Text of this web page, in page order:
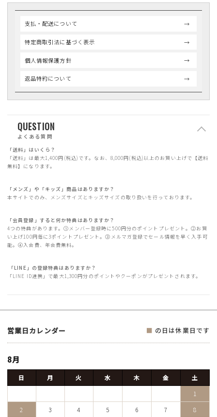
支払・配送について
特定商取引法に基づく表示
個人情報保護方針
返品特約について
QUESTION
よくある質問
「送料」はいくら？
「送料」は最大1,400円(税込)です。なお、8,000円(税込)以上のお買い上げで【送料
無料】になります。
「メンズ」や「キッズ」商品はありますか？
本サイトでのみ、メンズサイズとキッズサイズの取り扱いを行っております。
「会員登録」すると何か特典はありますか？
4つの特典があります。①メンバー登録時に500円分のポイントプレゼント。②お買
い上げ100円毎に3ポイントプレゼント。③メルマガ登録でセール情報を早く入手可
能。④入会費、年会費無料。
「LINE」の登録特典はありますか？
「LINE ID連携」で最大1,300円分のポイントやクーポンがプレゼントされます。
営業日カレンダー ■ の日は休業日です
8月
日 月 火 水 木 金
土
1
2
3 4 5 6 7
8